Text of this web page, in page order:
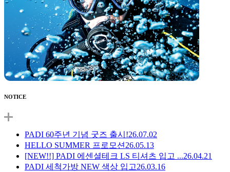
NOTICE
PADI 60주년 기념 굿즈 출시!26.07.02
HELLO SUMMER 프로모션 26.05.13
[NEW!!] PADI 에센셜테크 LS 티셔츠 입고 ...26.04.21
PADI 세척가방 NEW 색상 입고26.03.16